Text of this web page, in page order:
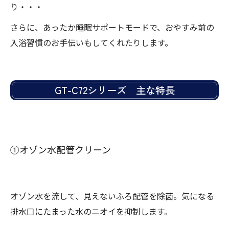
り・・・
さらに、あったか睡眠サポートモードで、おやすみ前の
入浴習慣のお手伝いもしてくれたりします。
GT-C72シリーズ 主な特長
①オゾン水配管クリーン
オゾン水を流して、見えないふろ配管を除菌。気になる
排水口にたまった水のニオイを抑制します。